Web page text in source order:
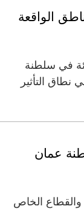
الواقعة
في سلطنة
التأثير
عمان
الخاص